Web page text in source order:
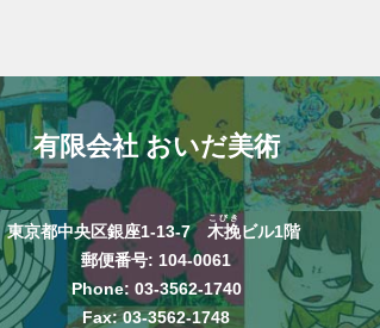
有限会社 おいだ美術
東京都中央区銀座1-13-7 木挽
こびき
ビル1階
郵便番号: 104-0061
Phone: 03-3562-1740
Fax: 03-3562-1748